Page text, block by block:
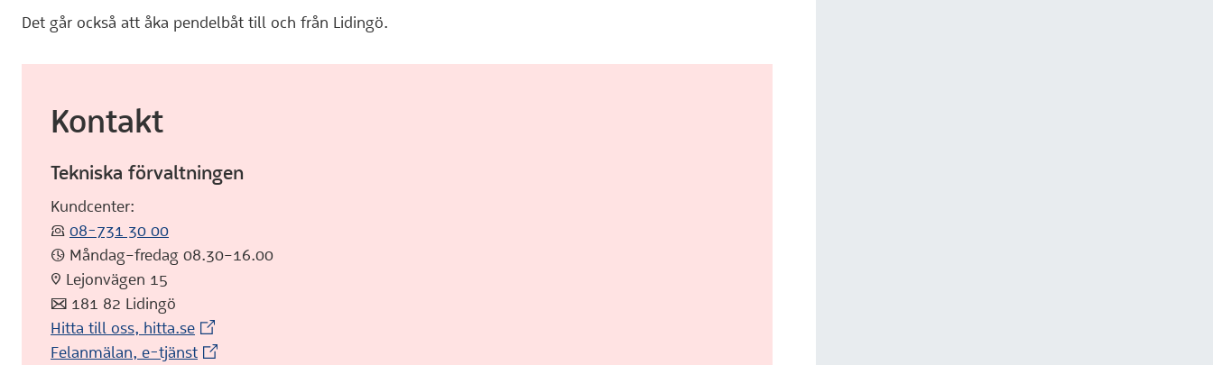
Det går också att åka pendelbåt till och från Lidingö.
Kontakt
Tekniska förvaltningen
Kundcenter:
:telefon: 08-731 30 00
:klocka: Måndag–fredag 08.30–16.00
:pin: Lejonvägen 15
:post: 181 82 Lidingö
Hitta till oss, hitta.se(Extern webbplats)
Felanmälan, e-tjänst(Extern webbplats)